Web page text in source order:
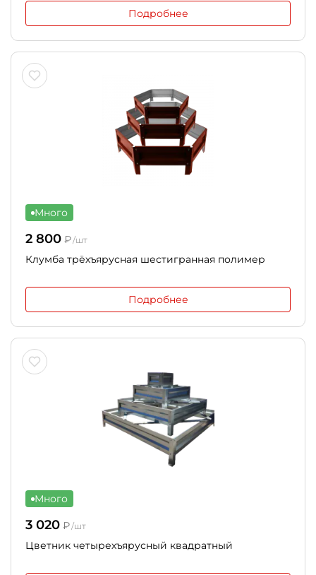
Подробнее
Много
2 800 ₽/шт
Клумба трёхъярусная шестигранная полимер
Подробнее
Много
3 020 ₽/шт
Цветник четырехъярусный квадратный